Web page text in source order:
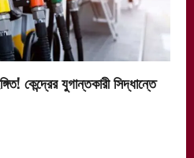
কেন্দ্রের যুগান্তকারী সিদ্ধান্তে